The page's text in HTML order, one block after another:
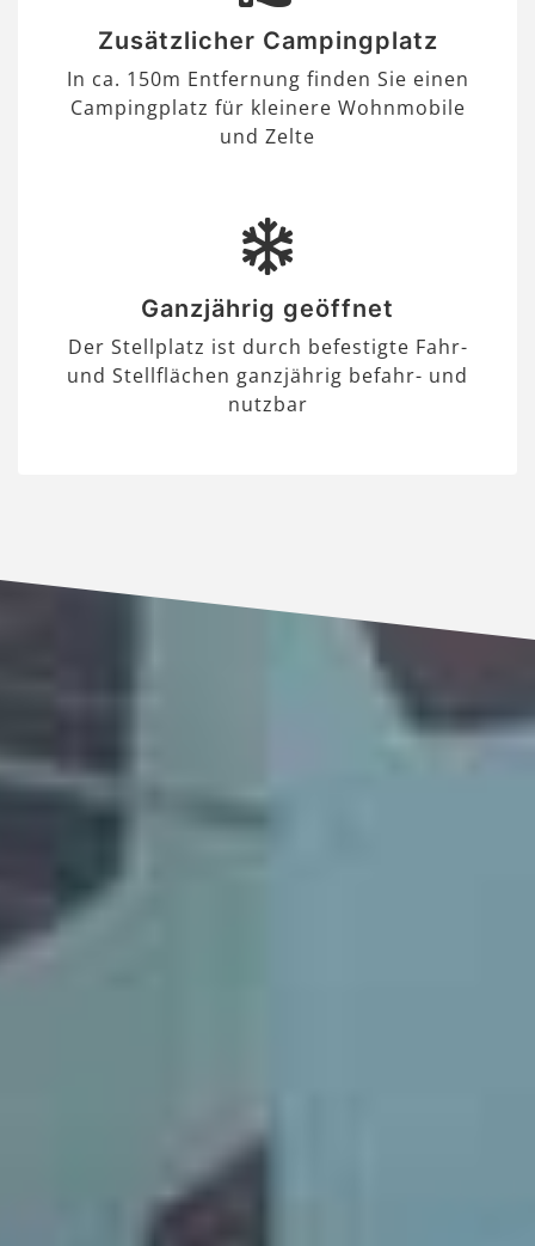
Zusätzlicher Campingplatz
In ca. 150m Entfernung finden Sie einen
Campingplatz für kleinere Wohnmobile
und Zelte
Ganzjährig geöffnet
Der Stellplatz ist durch befestigte Fahr-
und Stellflächen ganzjährig befahr- und
nutzbar